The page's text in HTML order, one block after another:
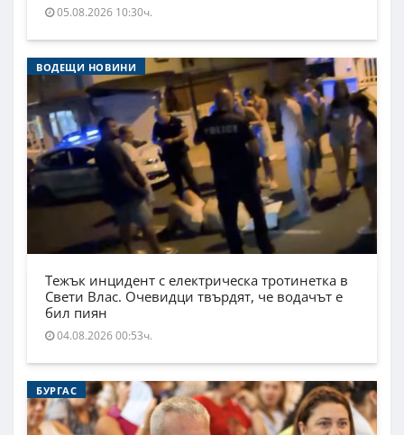
05.08.2026 10:30ч.
ВОДЕЩИ НОВИНИ
Тежък инцидент с електрическа тротинетка в
Свети Влас. Очевидци твърдят, че водачът е
бил пиян
04.08.2026 00:53ч.
БУРГАС